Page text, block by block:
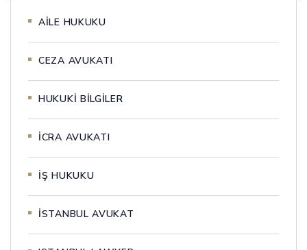
AİLE HUKUKU
CEZA AVUKATI
HUKUKİ BİLGİLER
İCRA AVUKATI
İŞ HUKUKU
İSTANBUL AVUKAT